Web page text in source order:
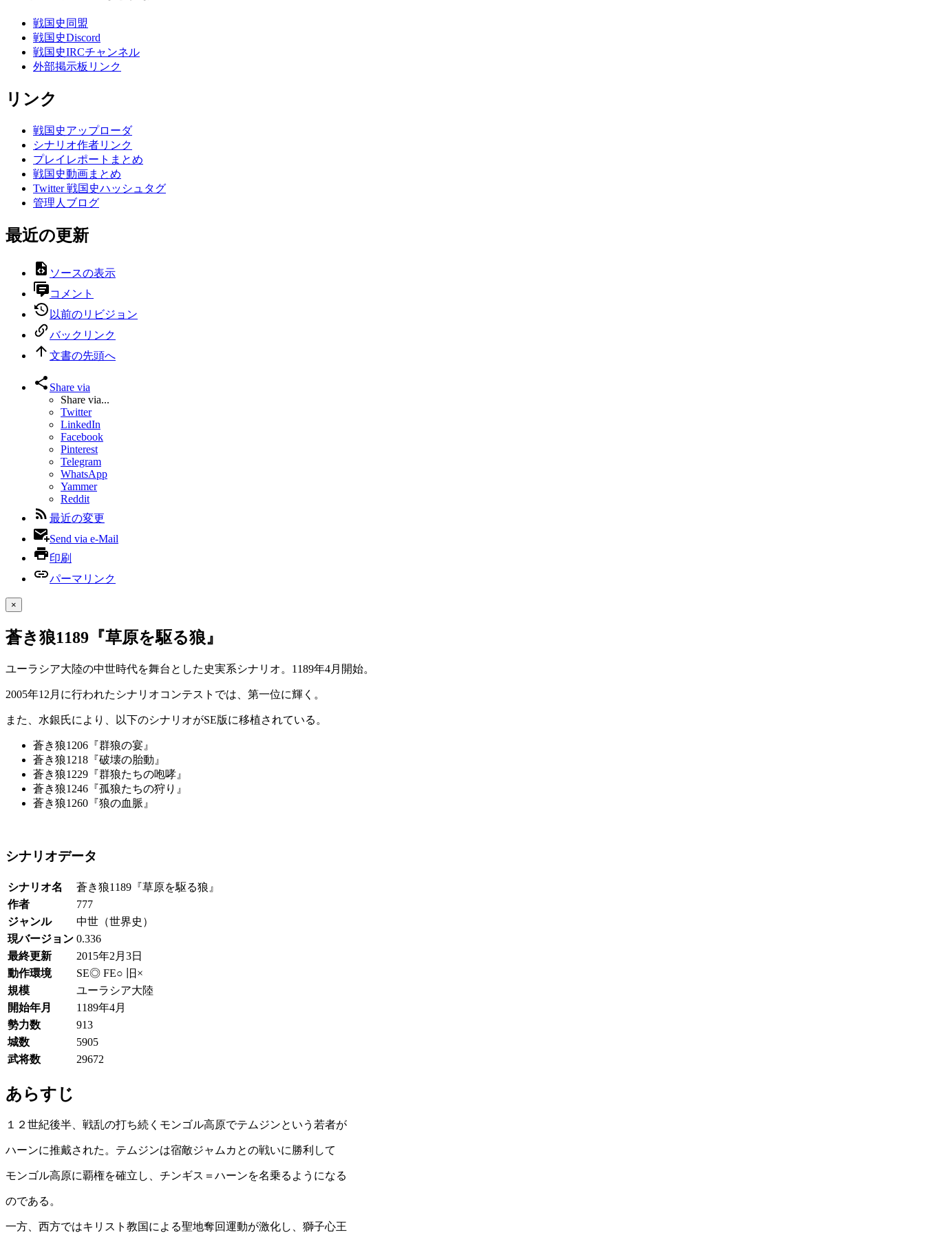
戦国史同盟
戦国史Discord
戦国史IRCチャンネル
外部掲示板リンク
リンク
戦国史アップローダ
シナリオ作者リンク
プレイレポートまとめ
戦国史動画まとめ
Twitter 戦国史ハッシュタグ
管理人ブログ
最近の更新
ソースの表示
コメント
以前のリビジョン
バックリンク
文書の先頭へ
Share via
Share via...
Twitter
LinkedIn
Facebook
Pinterest
Telegram
WhatsApp
Yammer
Reddit
最近の変更
Send via e-Mail
印刷
パーマリンク
×
蒼き狼1189『草原を駆る狼』
ユーラシア大陸の中世時代を舞台とした史実系シナリオ。1189年4月開始。
2005年12月に行われたシナリオコンテストでは、第一位に輝く。
また、水銀氏により、以下のシナリオがSE版に移植されている。
蒼き狼1206『群狼の宴』
蒼き狼1218『破壊の胎動』
蒼き狼1229『群狼たちの咆哮』
蒼き狼1246『孤狼たちの狩り』
蒼き狼1260『狼の血脈』
シナリオデータ
シナリオ名
蒼き狼1189『草原を駆る狼』
作者
777
ジャンル
中世（世界史）
現バージョン 0.336
最終更新
2015年2月3日
動作環境
SE◎ FE○ 旧×
規模
ユーラシア大陸
開始年月
1189年4月
勢力数
913
城数
5905
武将数
29672
あらすじ
１２世紀後半、戦乱の打ち続くモンゴル高原でテムジンという若者が
ハーンに推戴された。テムジンは宿敵ジャムカとの戦いに勝利して
モンゴル高原に覇権を確立し、チンギス＝ハーンを名乗るようになる
のである。
一方、西方ではキリスト教国による聖地奪回運動が激化し、獅子心王